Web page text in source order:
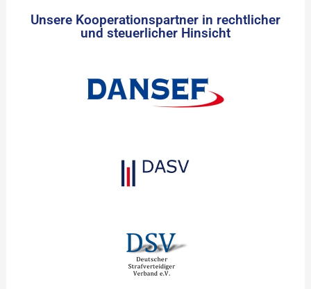
Unsere Kooperationspartner in rechtlicher
und steuerlicher Hinsicht